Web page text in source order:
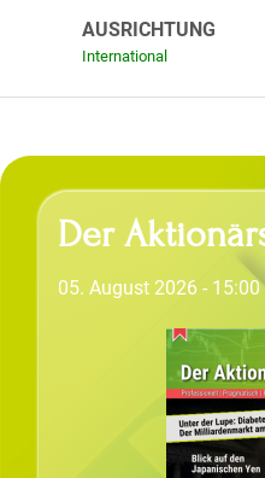
AUSRICHTUNG
International
Der
05. August 2026 - 15:00